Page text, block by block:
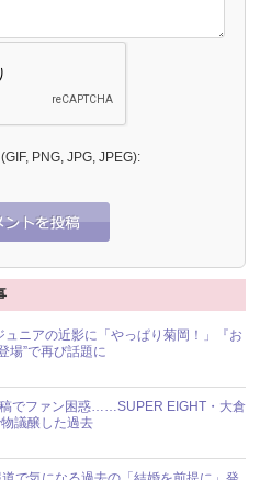
PNG, JPG, JPEG):
ニアの近影に「やっぱり菊岡！」『お
場”で再び話題に
稿でファン困惑……SUPER EIGHT・大倉
議醸した過去